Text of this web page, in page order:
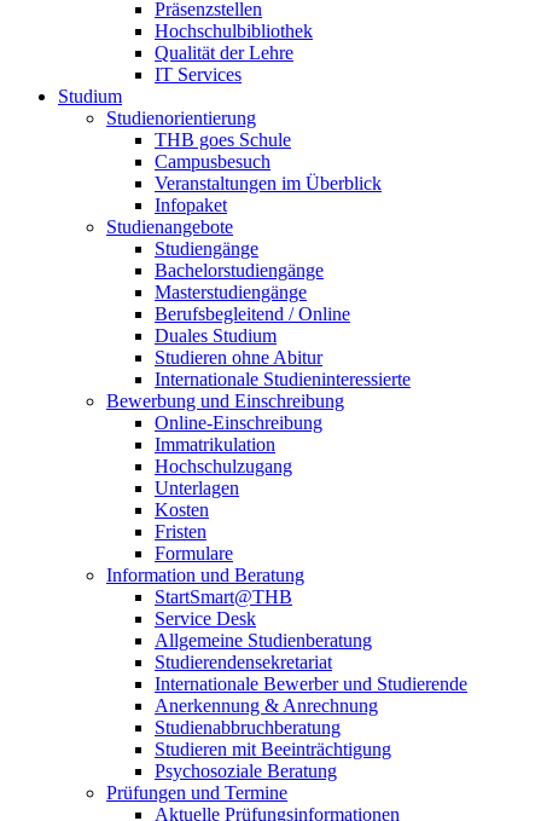
Präsenzstellen
Hochschulbibliothek
Qualität der Lehre
IT Services
Studium
Studienorientierung
THB goes Schule
Campusbesuch
Veranstaltungen im Überblick
Infopaket
Studienangebote
Studiengänge
Bachelorstudiengänge
Masterstudiengänge
Berufsbegleitend / Online
Duales Studium
Studieren ohne Abitur
Internationale Studieninteressierte
Bewerbung und Einschreibung
Online-Einschreibung
Immatrikulation
Hochschulzugang
Unterlagen
Kosten
Fristen
Formulare
Information und Beratung
StartSmart@THB
Service Desk
Allgemeine Studienberatung
Studierendensekretariat
Internationale Bewerber und Studierende
Anerkennung & Anrechnung
Studienabbruchberatung
Studieren mit Beeinträchtigung
Psychosoziale Beratung
Prüfungen und Termine
Aktuelle Prüfungsinformationen